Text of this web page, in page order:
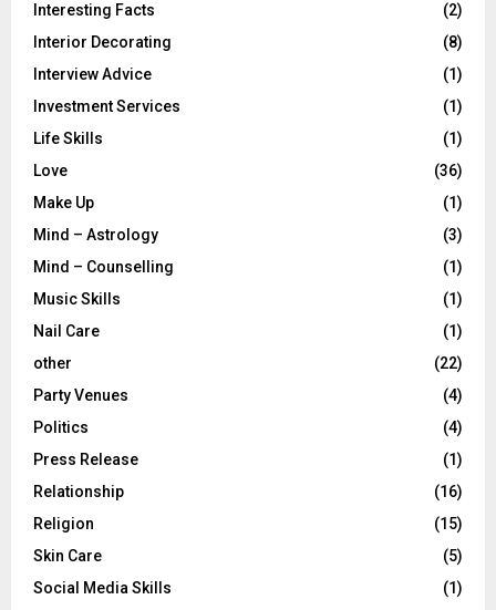
Interesting Facts
(2)
Interior Decorating
(8)
Interview Advice
(1)
Investment Services
(1)
Life Skills
(1)
Love
(36)
Make Up
(1)
Mind – Astrology
(3)
Mind – Counselling
(1)
Music Skills
(1)
Nail Care
(1)
other
(22)
Party Venues
(4)
Politics
(4)
Press Release
(1)
Relationship
(16)
Religion
(15)
Skin Care
(5)
Social Media Skills
(1)